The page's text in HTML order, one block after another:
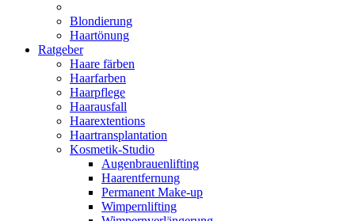
Blondierung
Haartönung
Ratgeber
Haare färben
Haarfarben
Haarpflege
Haarausfall
Haarextentions
Haartransplantation
Kosmetik-Studio
Augenbrauenlifting
Haarentfernung
Permanent Make-up
Wimpernlifting